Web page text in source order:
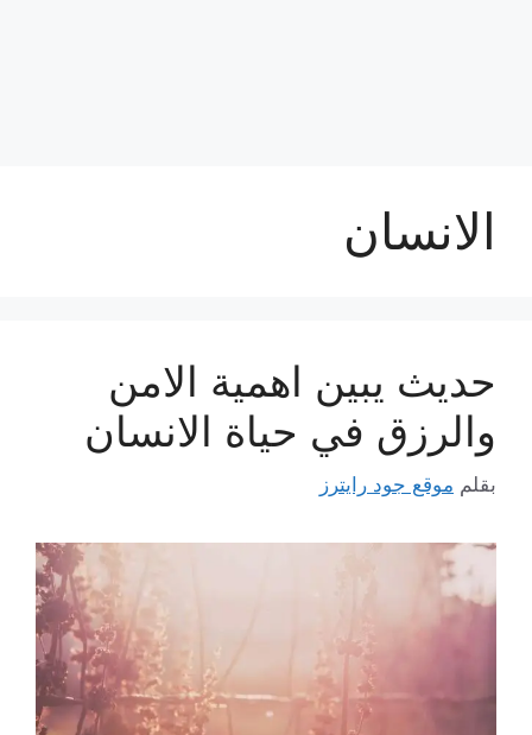
الانسان
حديث يبين اهمية الامن
والرزق في حياة الانسان
بقلم موقع جود رايترز